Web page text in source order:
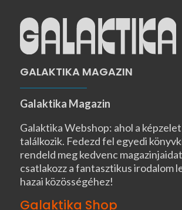
GALAKTIKA MAGAZIN
Galaktika Magazin
Galaktika Webshop: ahol a
találkozik. Fedezd fel egyedi
rendeld meg kedvenc
csatlakozz a fantasztikus irodalom
hazai közösségéhez!
Galaktika Shop